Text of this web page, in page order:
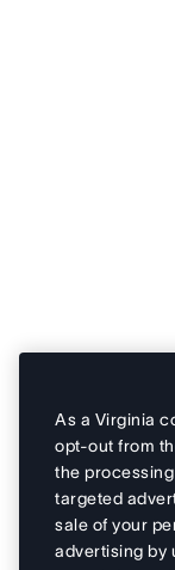
As a Virginia
opt-out from
the
targeted
sale of your
advertising by